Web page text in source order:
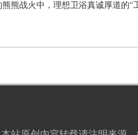
战火中，理想卫浴真诚厚道的“工匠精神”更